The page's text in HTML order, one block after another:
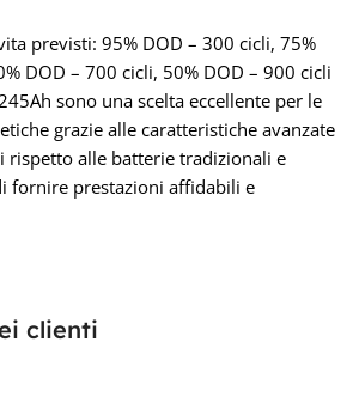
previsti: 95% DOD – 300 cicli, 75%
DOD – 700 cicli, 50% DOD – 900 cicli
sono una scelta eccellente per le
grazie alle caratteristiche avanzate
rispetto alle batterie tradizionali e
fornire prestazioni affidabili e
clienti